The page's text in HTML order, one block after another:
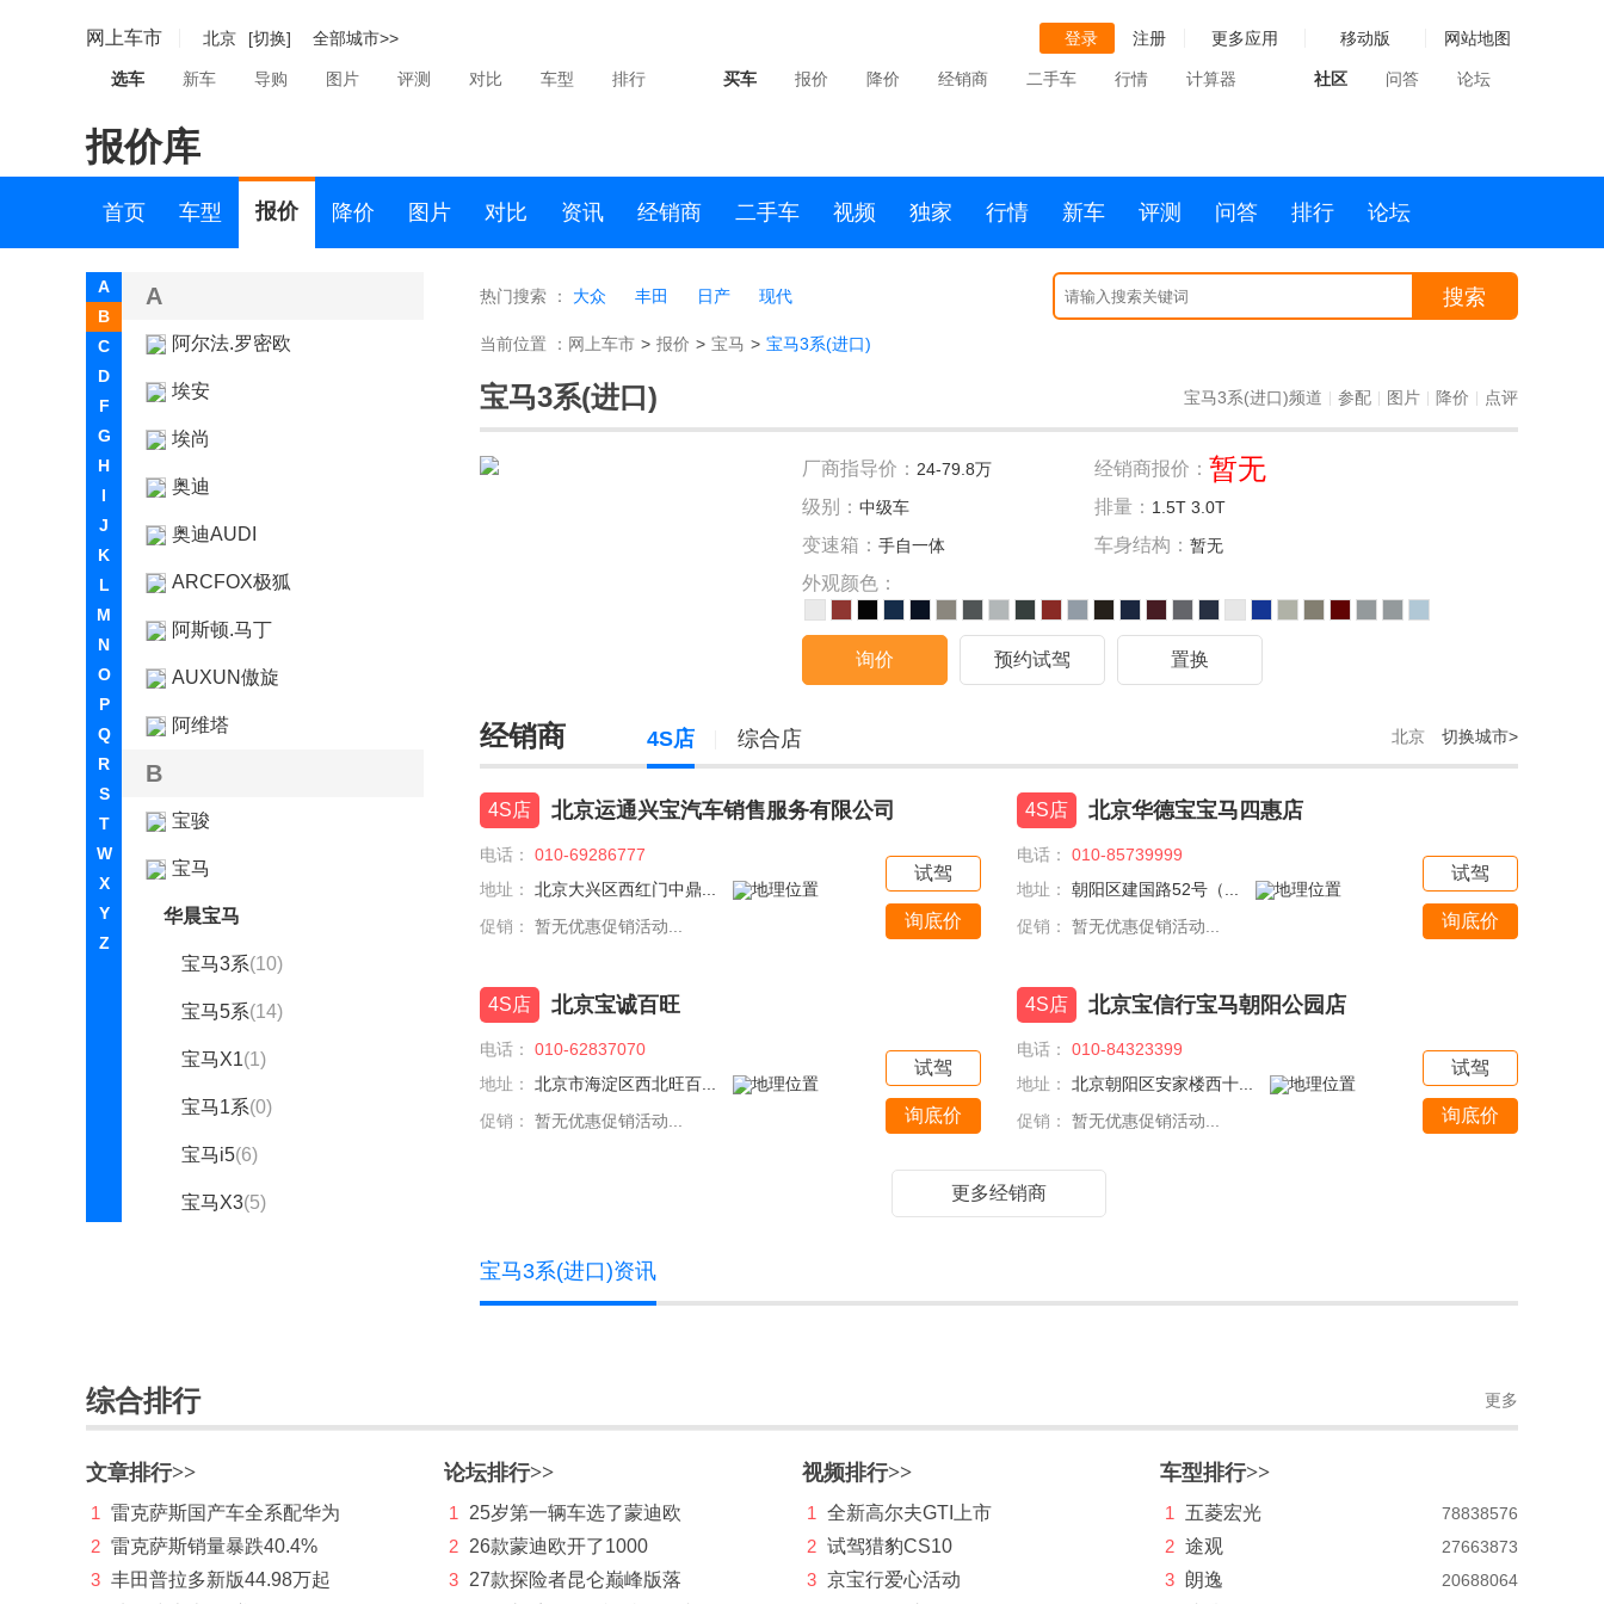
网上车市 北京 [切换] 全部城市>> 登录 注册 更多应用 移动版 网站地图
选车 新车 导购 图片 评测 对比 车型 排行 买车 报价 降价 经销商 二手车 行情 计算器 社区 问答 论坛
报价库
首页 车型 报价 降价 图片 对比 资讯 经销商 二手车 视频 独家 行情 新车 评测 问答 排行 论坛
A
B
C
D
F
G
H
I
J
K
L
M
N
O
P
Q
R
S
T
W
X
Y
Z
A
阿尔法.罗密欧
埃安
埃尚
奥迪
奥迪AUDI
ARCFOX极狐
阿斯顿.马丁
AUXUN傲旋
阿维塔
B
宝骏
宝马
华晨宝马
宝马3系(10)
宝马5系(14)
宝马X1(1)
宝马1系(0)
宝马i5(6)
宝马X3(5)
宝马X5
宝马(进口)
宝马7系(17)
热门搜索 ： 大众 丰田 日产 现代 搜索
当前位置 ： 网上车市 > 报价 > 宝马 > 宝马3系(进口)
宝马3系(进口) 宝马3系(进口)频道 参配 图片 降价 点评
厂商指导价： 24-79.8万 经销商报价： 暂无
级别： 中级车 排量： 1.5T 3.0T
变速箱： 手自一体 车身结构： 暂无
外观颜色：
询价 预约试驾 置换
经销商 北京 切换城市>
4S店 综合店
4S店 北京运通兴宝汽车销售服务有限公司
电话：
010-69286777
地址：
北京大兴区西红门中鼎...
促销：
暂无优惠促销活动...
试驾
询底价
4S店 北京华德宝宝马四惠店
电话：
010-85739999
地址：
朝阳区建国路52号（...
促销：
暂无优惠促销活动...
试驾
询底价
4S店 北京宝诚百旺
电话：
010-62837070
地址：
北京市海淀区西北旺百...
促销：
暂无优惠促销活动...
试驾
询底价
4S店 北京宝信行宝马朝阳公园店
电话：
010-84323399
地址：
北京朝阳区安家楼西十...
促销：
暂无优惠促销活动...
试驾
询底价
更多经销商
宝马3系(进口)资讯
综合排行 更多
文章排行>>
1
雷克萨斯国产车全系配华为
2 雷克萨斯销量暴跌40.4%
3 丰田普拉多新版44.98万起
论坛排行>>
1
25岁第一辆车选了蒙迪欧
2 26款蒙迪欧开了1000
3 27款探险者昆仑巅峰版落
视频排行>>
1
全新高尔夫GTI上市
2 试驾猎豹CS10
3 京宝行爱心活动
车型排行>>
1 五菱宏光 78838576
2 途观 27663873
3 朗逸 20688064